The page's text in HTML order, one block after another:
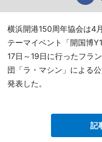
横浜開港150周年協会は4
テーマイベント「開国博
17日～19日に行ったフラ
団「ラ・マシン」による
発表した。
記